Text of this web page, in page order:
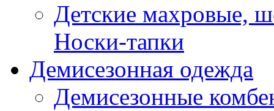
Детские махровые,
Носки-тапки
Демисезонная одежда
Демисезонные